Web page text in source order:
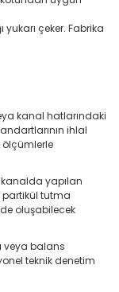
çeker. Fabrika
kanal hatlarındaki
ihlal
ölçümlerle
kanalda yapılan
partikül tutma
oluşabilecek
veya balans
teknik denetim